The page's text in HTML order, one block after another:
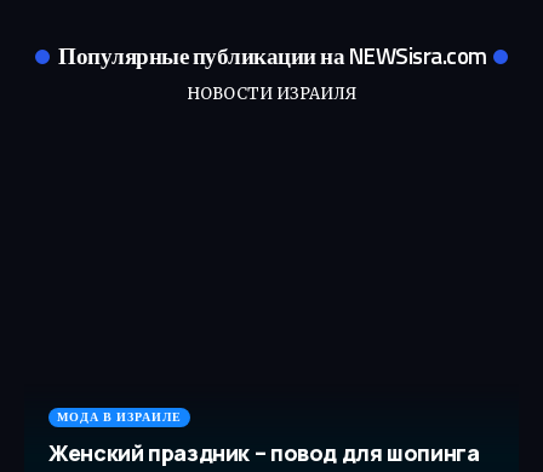
Популярные публикации на NEWSisra.com
НОВОСТИ ИЗРАИЛЯ
МОДА В ИЗРАИЛЕ
Женский праздник – повод для шопинга